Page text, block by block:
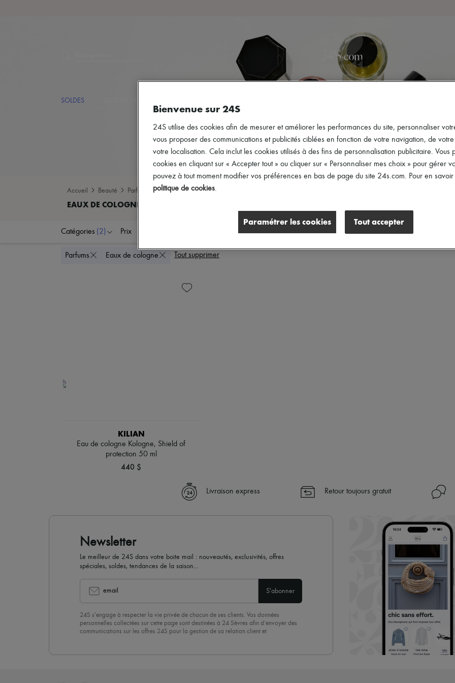
SOLDES
Accueil Beauté Parfums Eaux de cologne
Catégories (2) Prix
Parfums Eaux de cologne Tout supprimer
KILIAN
Eau de cologne Kologne, Shield of
protection 50 ml
440 $
Livraison express Retour toujours gratuit
Newsletter
Le meilleur de 24S dans votre boite mail : nouveautés, exclusivités, offres
spéciales, soldes, tendances de la saison...
email S'abonner
24S s’engage à respecter la vie privée de chacun de ses clients. Vos données
personnelles collectées sur cette page sont destinées à 24 Sèvres afin d’envoyer des
communications sur les offres 24S pour la gestion de sa relation client et
désinscrire » en bas de page de nos emails.
Bienvenue sur 24S
24S utilise des cookies afin de mesurer et améliorer les performances du site, personnaliser
vous proposer des communications et publicités ciblées en fonction de votre navigation, de
votre localisation. Cela inclut les cookies utilisés à des fins de personnalisation publicitaire. Vous
cookies en cliquant sur « Accepter tout » ou cliquer sur « Personnaliser mes choix » pour gérer
pouvez à tout moment modifier vos préférences en bas de page du site 24s.com. Pour en savoir
politique de cookies.
Paramétrer les cookies Tout accepter